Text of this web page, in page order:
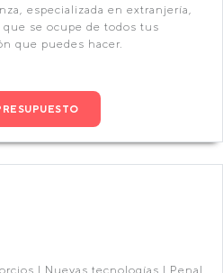
especializada en extranjería,
se ocupe de todos tus
que puedes hacer.
| Nuevas tecnologías | Penal